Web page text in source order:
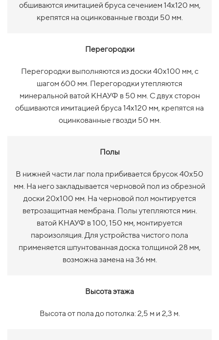
обшиваются имитацией бруса сечением 14х120 мм,
крепятся на оцинкованные гвозди 50 мм.
Перегородки
Перегородки выполняются из доски 40х100 мм, с
шагом 600 мм. Перегородки утепляются
минеральной ватой КНАУФ в 50 мм. С двух сторон
обшиваются имитацией бруса 14х120 мм, крепятся на
оцинкованные гвозди 50 мм.
Полы
В нижней части лаг пола прибивается брусок 40х50
мм. На него закладывается черновой пол из обрезной
доски 20х100 мм. На черновой пол монтируется
ветрозащитная мембрана. Полы утепляются мин.
ватой КНАУФ в 100, 150 мм, монтируется
пароизоляция. Для устройства чистого пола
применяется шпунтованная доска толщиной 28 мм,
возможна замена на 36 мм.
Высота этажа
Высота от пола до потолка: 2,5 м и 2,3 м.